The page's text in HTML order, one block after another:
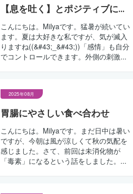
【息を吐く】とポジティブに...
こんにちは。Milyaです。猛暑が続いてい
ます。夏は大好きな私ですが、気が滅入
りますね((&#43;_&#43;))「感情」も自分
でコントロールできます。外側の刺激...
2025年08月
胃腸にやさしい食べ合わせ
こんにちは。Milyaです。まだ日中は暑い
ですが、今朝は風が涼しくて秋の気配を
感じました。さて、前回は未消化物が
「毒素」になるという話をしました。...